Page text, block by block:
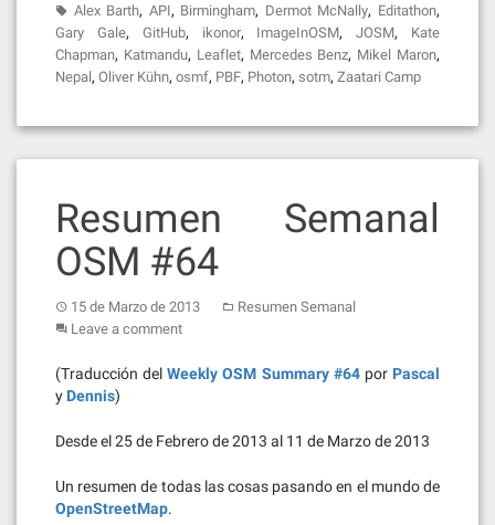
Alex Barth, API, Birmingham, Dermot McNally, Editathon,
Gary Gale, GitHub, ikonor, ImageInOSM,JOSM, Kate
Chapman, Katmandu, Leaflet, Mercedes Benz, Mikel Maron,
Nepal, Oliver Kühn, osmf, PBF, Photon, sotm, Zaatari Camp
Resumen Semanal
OSM #64
15 de Marzo de 2013
Resumen Semanal
Leave a comment
(Traducción delWeekly OSM Summary #64por Pascal
y Dennis)
Desde el 25 de Febrero de 2013 al 11 de Marzo de 2013
Un resumen de todas las cosas pasando en el mundo de
OpenStreetMap.